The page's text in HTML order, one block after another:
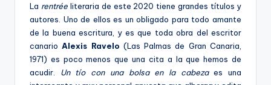
La rentréeliteraria de este 2020 tiene grandes títulos y
autores. Uno de ellos es un obligado para todo amante
de la buena escritura, y es que toda obra del escritor
canarioAlexis Ravelo (Las Palmas de Gran Canaria,
1971) es poco menos que una cita a la que hemos de
acudir. Un tío con una bolsa en la cabezaes una